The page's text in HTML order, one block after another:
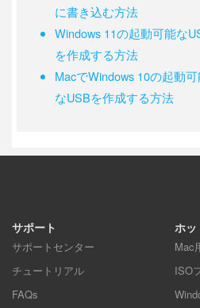
に書き込む方法
Windows 11の起動可能な
を作成する方法
MacでWindows 10の起動
なUSBを作成する方法
サポート
サポートセンター
チュートリアル
FAQs
ホッ
Mac
ISO